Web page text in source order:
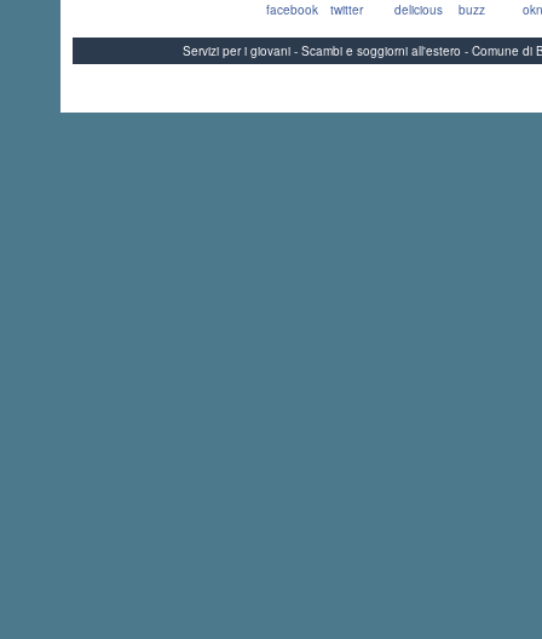
facebook twitter delicious buzz
Servizi per i giovani - Scambi e soggiorni all'estero - Comune